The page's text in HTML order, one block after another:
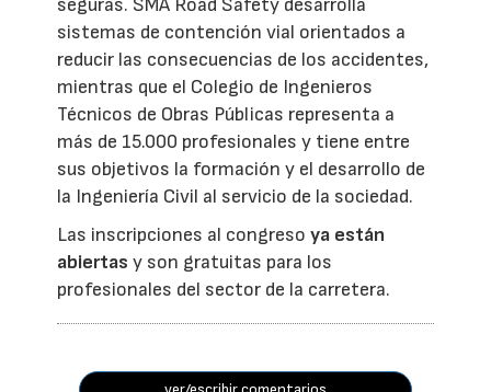
seguras. SMA Road Safety desarrolla
sistemas de contención vial orientados a
reducir las consecuencias de los accidentes,
mientras que el Colegio de Ingenieros
Técnicos de Obras Públicas representa a
más de 15.000 profesionales y tiene entre
sus objetivos la formación y el desarrollo de
la Ingeniería Civil al servicio de la sociedad.
Las inscripciones al congresoya están
abiertas y son gratuitas para los
profesionales del sector de la carretera.